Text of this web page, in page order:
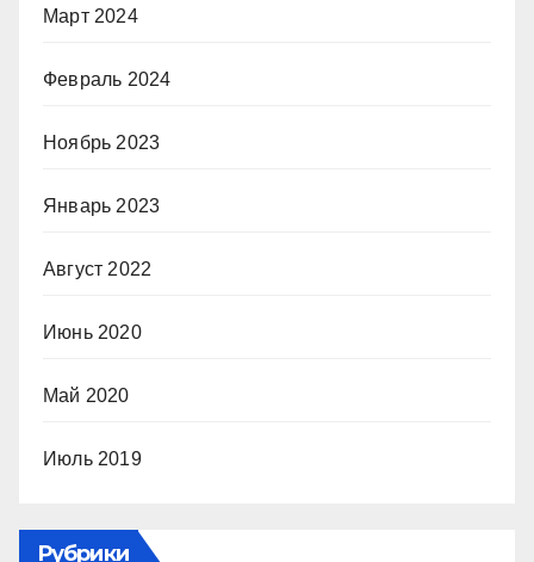
Март 2024
Февраль 2024
Ноябрь 2023
Январь 2023
Август 2022
Июнь 2020
Май 2020
Июль 2019
Рубрики